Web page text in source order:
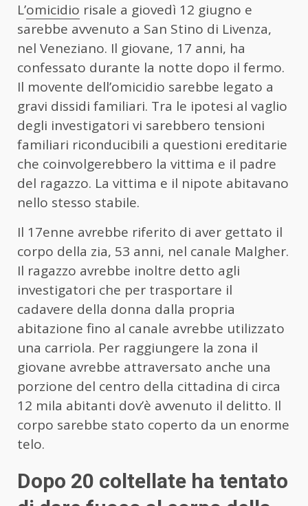
L’omicidio risale a giovedì 12 giugno e
sarebbe avvenuto a San Stino di Livenza,
nel Veneziano. Il giovane, 17 anni, ha
confessato durante la notte dopo il fermo.
Il movente dell’omicidio sarebbe legato a
gravi dissidi familiari. Tra le ipotesi al vaglio
degli investigatori vi sarebbero tensioni
familiari riconducibili a questioni ereditarie
che coinvolgerebbero la vittima e il padre
del ragazzo. La vittima e il nipote abitavano
nello stesso stabile.
Il 17enne avrebbe riferito di aver gettato il
corpo della zia, 53 anni, nel canale Malgher.
Il ragazzo avrebbe inoltre detto agli
investigatori che per trasportare il
cadavere della donna dalla propria
abitazione fino al canale avrebbe utilizzato
una carriola. Per raggiungere la zona il
giovane avrebbe attraversato anche una
porzione del centro della cittadina di circa
12 mila abitanti dov’è avvenuto il delitto. Il
corpo sarebbe stato coperto da un enorme
telo.
Dopo 20 coltellate ha tentato